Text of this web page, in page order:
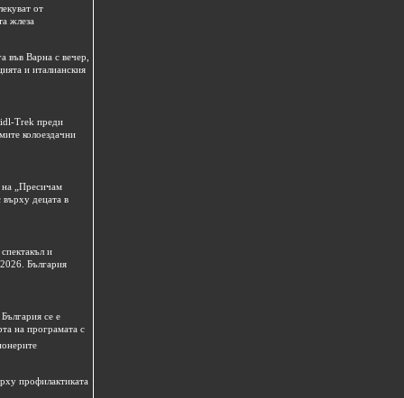
от
жлеза
във Варна с вечер,
и италианския
Trek преди
колоездачни
на „Пресичам
децата в
и
България
се е
на програмата с
профилактиката